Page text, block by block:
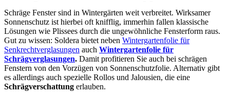
Schräge Fenster sind in Wintergärten weit verbreitet. Wirksamer
Sonnenschutz ist hierbei oft knifflig, immerhin fallen klassische
Lösungen wie Plissees durch die ungewöhnliche Fensterform raus.
Gut zu wissen: Soldera bietet neben Wintergartenfolie für
Senkrechtverglasungen auch Wintergartenfolie für
Schrägverglasungen. Damit profitieren Sie auch bei schrägen
Fenstern von den Vorzügen von Sonnenschutzfolie. Alternativ gibt
es allerdings auch spezielle Rollos und Jalousien, die eine
Schrägverschattung erlauben.